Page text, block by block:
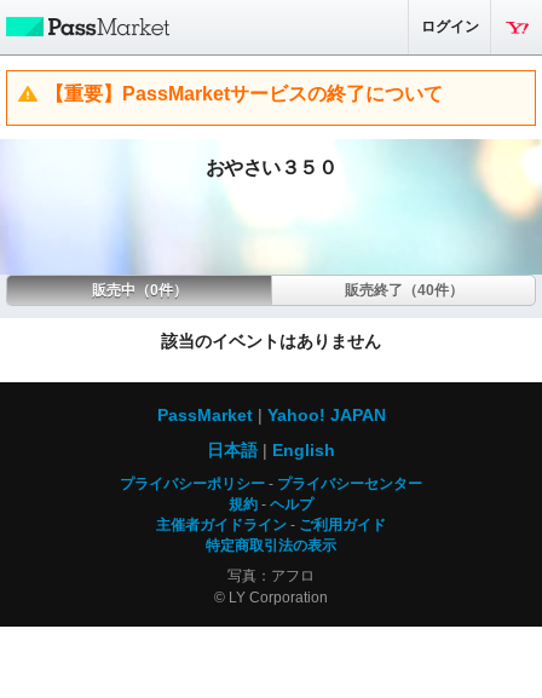
ログイン
【重要】PassMarketサービスの終了について
おやさい３５０
販売中（0件） 販売終了（40件）
該当のイベントはありません
PassMarket
Yahoo! JAPAN
日本語
English
プライバシーポリシー
プライバシーセンター
規約
ヘルプ
主催者ガイドライン
ご利用ガイド
特定商取引法の表示
写真：アフロ
© LY Corporation